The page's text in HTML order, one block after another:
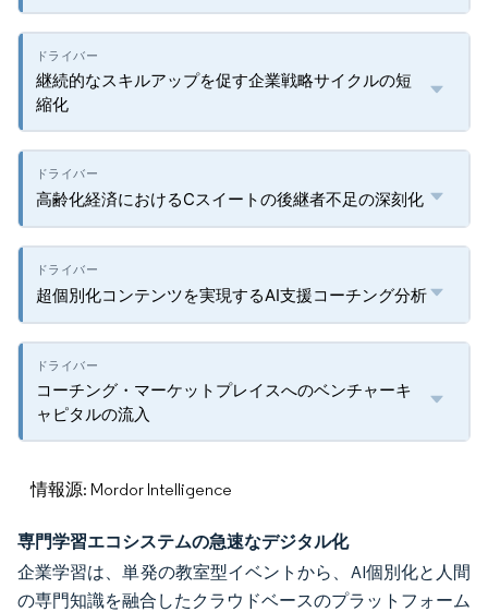
継続的なスキルアップを促す企業戦略サイクルの短
縮化
高齢化経済におけるCスイートの後継者不足の深刻化
超個別化コンテンツを実現するAI支援コーチング分析
コーチング・マーケットプレイスへのベンチャーキ
ャピタルの流入
情報源: Mordor Intelligence
専門学習エコシステムの急速なデジタル化
企業学習は、単発の教室型イベントから、AI個別化と人間
の専門知識を融合したクラウドベースのプラットフォーム